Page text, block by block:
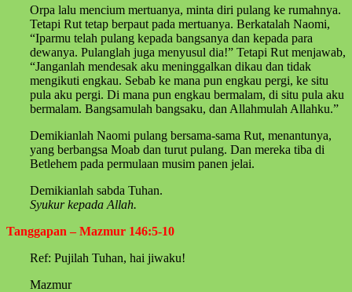
Orpa lalu mencium mertuanya, minta diri pulang ke rumahnya.
Tetapi Rut tetap berpaut pada mertuanya. Berkatalah Naomi,
“Iparmu telah pulang kepada bangsanya dan kepada para
dewanya. Pulanglah juga menyusul dia!” Tetapi Rut menjawab,
“Janganlah mendesak aku meninggalkan dikau dan tidak
mengikuti engkau. Sebab ke mana pun engkau pergi, ke situ
pula aku pergi. Di mana pun engkau bermalam, di situ pula aku
bermalam. Bangsamulah bangsaku, dan Allahmulah Allahku.”
Demikianlah Naomi pulang bersama-sama Rut, menantunya,
yang berbangsa Moab dan turut pulang. Dan mereka tiba di
Betlehem pada permulaan musim panen jelai.
Demikianlah sabda Tuhan.
Syukur kepada Allah.
Tanggapan – Mazmur 146:5-10
Ref: Pujilah Tuhan, hai jiwaku!
Mazmur